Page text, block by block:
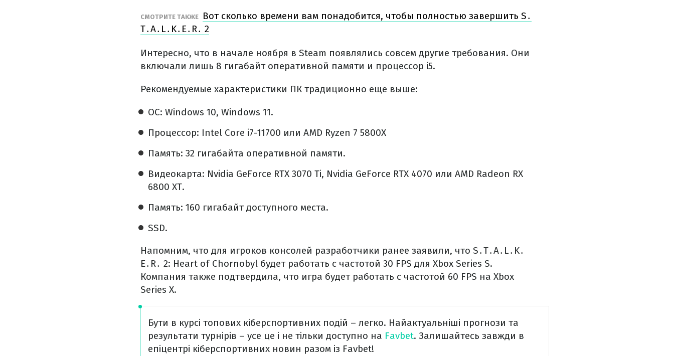
СМОТРИТЕ ТАКЖЕ
Вот сколько времени вам понадобится, чтобы полностью завершить S․
T․A․L․K․E․R․ 2
Интересно, что в начале ноября в Steam появлялись совсем другие требования. Они
включали лишь 8 гигабайт оперативной памяти и процессор i5.
Рекомендуемые характеристики ПК традиционно еще выше:
ОС: Windows 10, Windows 11.
Процессор: Intel Core i7-11700 или AMD Ryzen 7 5800X
Память: 32 гигабайта оперативной памяти.
Видеокарта: Nvidia GeForce RTX 3070 Ti, Nvidia GeForce RTX 4070 или AMD Radeon RX
6800 XT.
Память: 160 гигабайт доступного места.
SSD.
Напомним, что для игроков консолей разработчики ранее заявили, что S․T․A․L․K․
E․R․ 2: Heart of Chornobyl будет работать с частотой 30 FPS для Xbox Series S.
Компания также подтвердила, что игра будет работать с частотой 60 FPS на Xbox
Series X.
Бути в курсі топових кіберспортивних подій – легко. Найактуальніші прогнози та
результати турнірів – усе це і не тільки доступно на Favbet. Залишайтесь завжди в
епіцентрі кіберспортивних новин разом із Favbet!